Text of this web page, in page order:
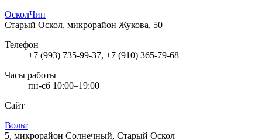
ОсколЧип
Старый Оскол, микрорайон Жукова, 50
Телефон
+7 (993) 735-99-37, +7 (910) 365-79-68
Часы работы
пн-сб 10:00–19:00
Сайт
Вольт
5, микрорайон Солнечный, Старый Оскол